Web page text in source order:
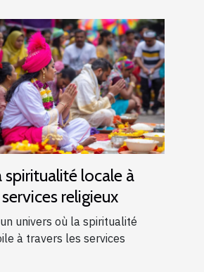
spiritualité locale à
religieux
univers où la spiritualité
à travers les services